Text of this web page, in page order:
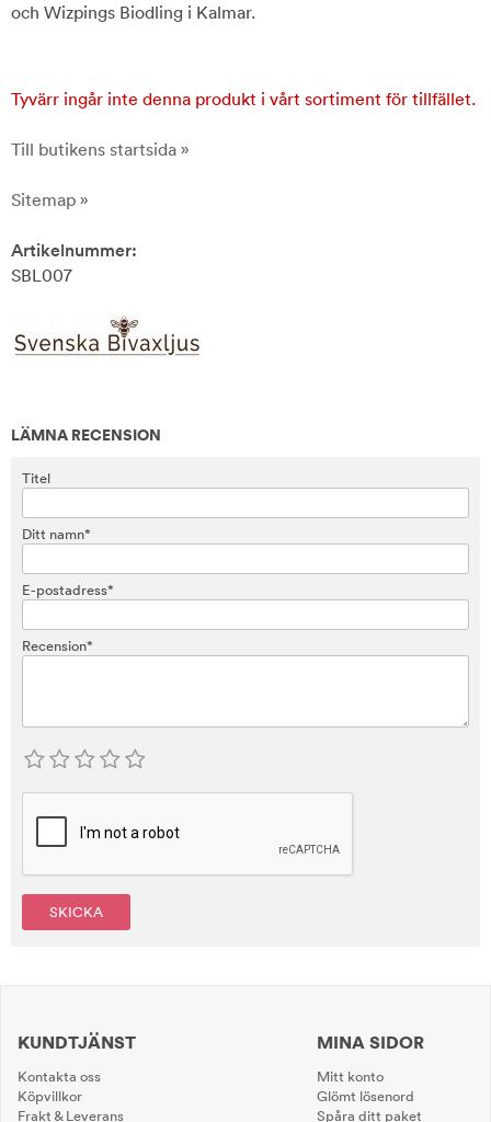
och Wizpings Biodling i Kalmar.
Tyvärr ingår inte denna produkt i vårt sortiment för tillfället.
Till butikens startsida »
Sitemap »
Artikelnummer:
SBL007
LÄMNA RECENSION
Titel
Ditt namn*
E-postadress*
Recension*
SKICKA
KUNDTJÄNST
Kontakta oss
Köpvillkor
Frakt & Leverans
MINA SIDOR
Mitt konto
Glömt lösenord
Spåra ditt paket